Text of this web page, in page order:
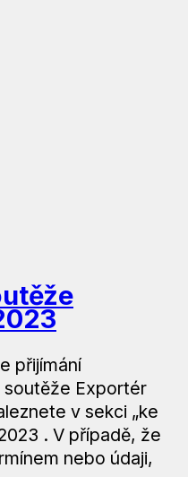
přijímání
soutěže Exportér
v sekci „ke
. V případě, že
nebo údaji,